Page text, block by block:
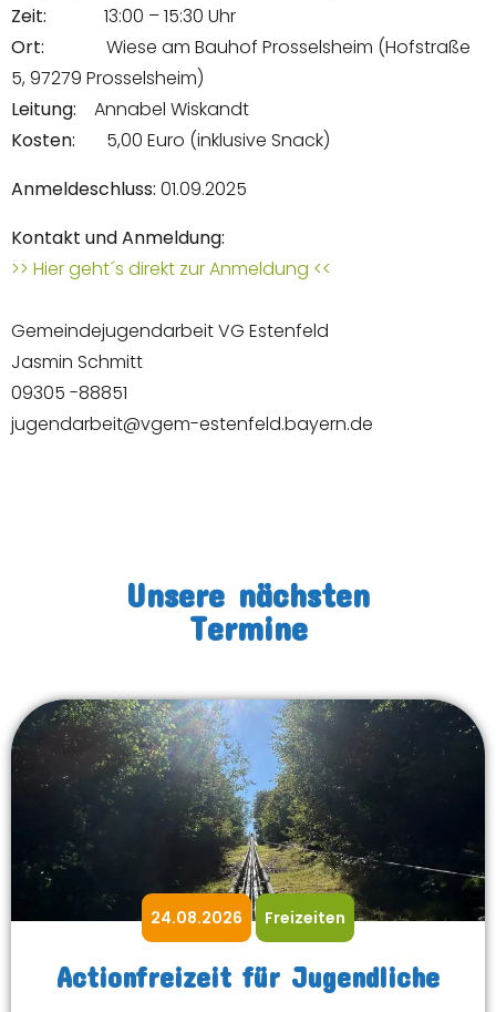
Zeit:
13:00 – 15:30 Uhr
Ort:
Wiese am Bauhof Prosselsheim (Hofstraße
5, 97279 Prosselsheim)
Leitung:
Annabel Wiskandt
Kosten:
5,00 Euro (inklusive Snack)
Anmeldeschluss: 01.09.2025
Kontakt und Anmeldung:
>> Hier geht´s direkt zur Anmeldung <<
Gemeindejugendarbeit VG Estenfeld
Jasmin Schmitt
09305 -88851
jugendarbeit@vgem-estenfeld.bayern.de
Unsere nächsten
Termine
24.08.2026 Freizeiten
Actionfreizeit für Jugendliche